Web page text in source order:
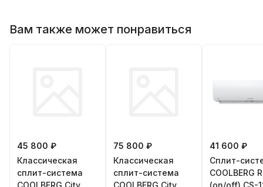
Вам также может понравиться
45 800 ₽
Классическая
сплит-система
СOOLBERG City
75 800 ₽
Классическая
сплит-система
СOOLBERG City
41 600 ₽
Сплит-
СOOLBERG
(on/off) CS-